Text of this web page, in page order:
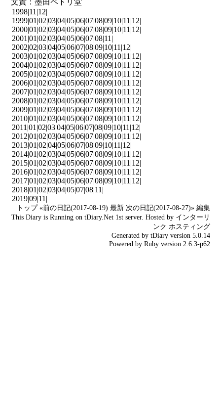
文責：墨田ペトリ堂
1998|11|12|
1999|01|02|03|04|05|06|07|08|09|10|11|12|
2000|01|02|03|04|05|06|07|08|09|10|11|12|
2001|01|02|03|04|05|06|07|08|11|
2002|02|03|04|05|06|07|08|09|10|11|12|
2003|01|02|03|04|05|06|07|08|09|10|11|12|
2004|01|02|03|04|05|06|07|08|09|10|11|12|
2005|01|02|03|04|05|06|07|08|09|10|11|12|
2006|01|02|03|04|05|06|07|08|09|10|11|12|
2007|01|02|03|04|05|06|07|08|09|10|11|12|
2008|01|02|03|04|05|06|07|08|09|10|11|12|
2009|01|02|03|04|05|06|07|08|09|10|11|12|
2010|01|02|03|04|05|06|07|08|09|10|11|12|
2011|01|02|03|04|05|06|07|08|09|10|11|12|
2012|01|02|03|04|05|06|07|08|09|10|11|12|
2013|01|02|04|05|06|07|08|09|10|11|12|
2014|01|02|03|04|05|06|07|08|09|10|11|12|
2015|01|02|03|04|05|06|07|08|09|10|11|12|
2016|01|02|03|04|05|06|07|08|09|10|11|12|
2017|01|02|03|04|05|06|07|08|09|10|11|12|
2018|01|02|03|04|05|07|08|11|
2019|09|11|
トップ «前の日記(2017-08-19) 最新 次の日記(2017-08-27)» 編集
This Diary is Running on tDiary.Net1st server. Hosted by インターリ
ンク ホスティング
Generated by tDiaryversion 5.0.14
Powered by Rubyversion 2.6.3-p62